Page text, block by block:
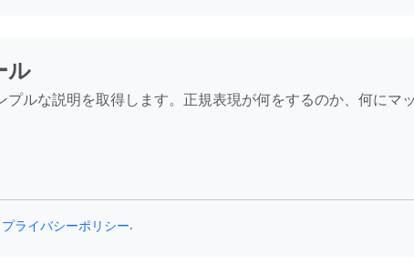
ル
ルな説明を取得します。正規表現が何をするのか、何にマ
プライバシーポリシー.